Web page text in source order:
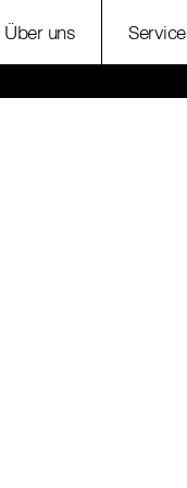
Über uns Service